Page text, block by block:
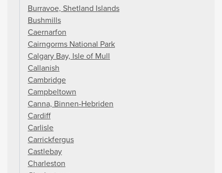
Burravoe, Shetland Islands
Bushmills
Caernarfon
Cairngorms National Park
Calgary Bay, Isle of Mull
Callanish
Cambridge
Campbeltown
Canna, Binnen-Hebriden
Cardiff
Carlisle
Carrickfergus
Castlebay
Charleston